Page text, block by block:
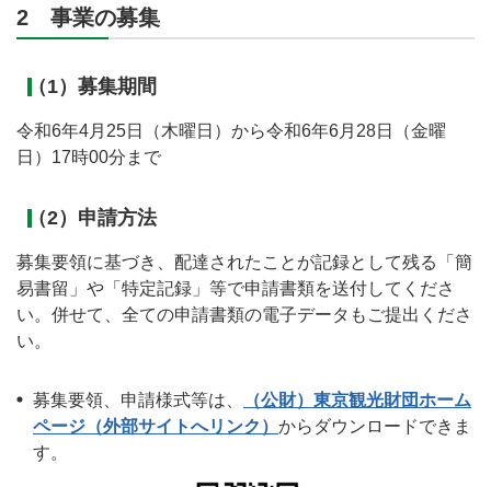
2 事業の募集
（1）募集期間
令和6年4月25日（木曜日）から令和6年6月28日（金曜
日）17時00分まで
（2）申請方法
募集要領に基づき、配達されたことが記録として残る「簡
易書留」や「特定記録」等で申請書類を送付してくださ
い。併せて、全ての申請書類の電子データもご提出くださ
い。
募集要領、申請様式等は、
（公財）東京観光財団ホーム
ページ（外部サイトへリンク） からダウンロードできま
す。